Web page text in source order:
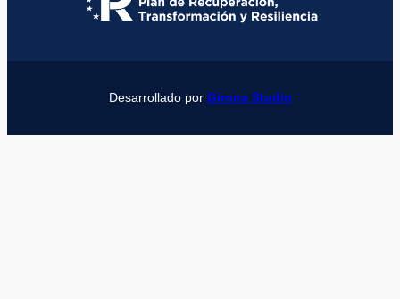
Desarrollado por Girona Studio